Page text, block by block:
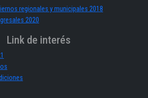
regionales y municipales 2018
2020
Link de interés